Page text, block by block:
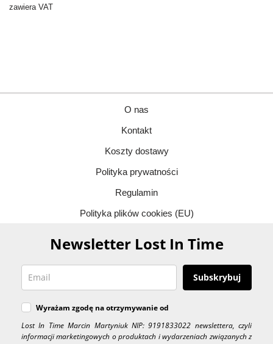
zawiera VAT
O nas
Kontakt
Koszty dostawy
Polityka prywatności
Regulamin
Polityka plików cookies (EU)
Newsletter Lost In Time
Subskrybuj
Wyrażam zgodę na otrzymywanie od
Lost In Time Marcin Martyniuk NIP: 9191833022 newslettera, czyli
informacji marketingowych o produktach i wydarzeniach związanych z